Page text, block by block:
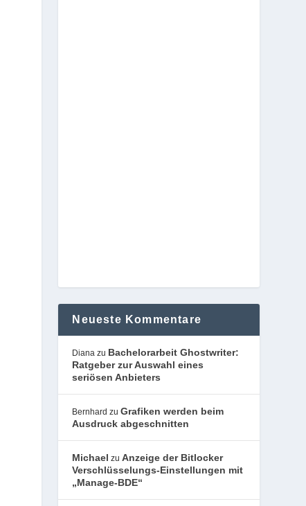
Neueste Kommentare
Diana zu Bachelorarbeit Ghostwriter:
Ratgeber zur Auswahl eines
seriösen Anbieters
Bernhard zuGrafiken werden beim
Ausdruck abgeschnitten
Michael zuAnzeige der Bitlocker
Verschlüsselungs-Einstellungen mit
„Manage-BDE“